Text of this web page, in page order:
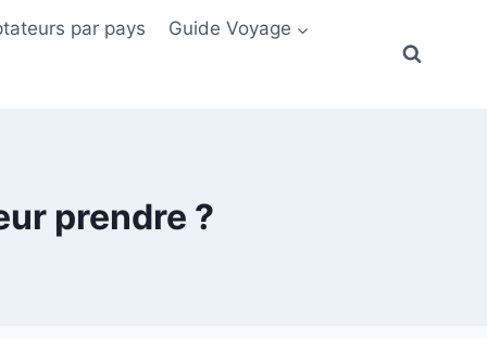
par pays Guide Voyage
prendre ?